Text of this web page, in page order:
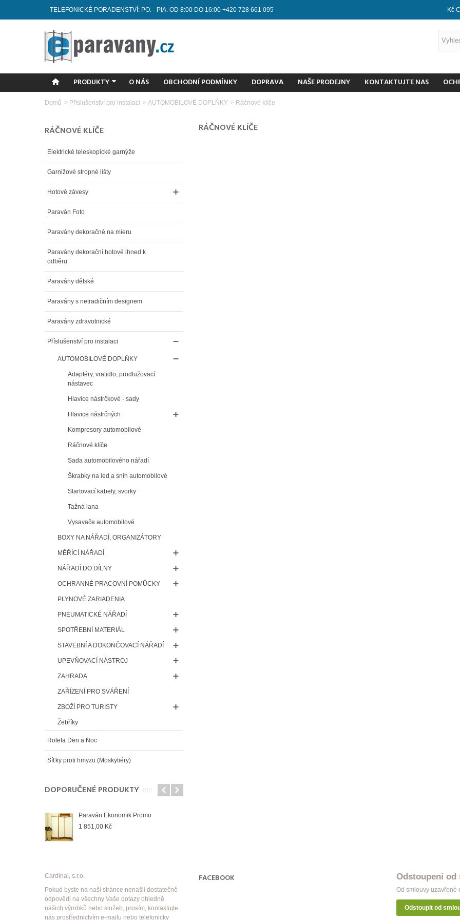
TELEFONICKÉ PORADENSTVÍ: PO. - PIA. OD 8:00 DO 16:00 +420 728 661 095 Kč
PRODUKTY O NÁS OBCHODNÍ PODMÍNKY DOPRAVA NAŠE PRODEJNY KONTAKTUJTE NAS
Domů > Příslušenství pro instalaci > AUTOMOBILOVÉ DOPLŇKY > Ráčnové klíče
RÁČNOVÉ KLÍČE
Elektrické teleskopické garnýže
Garnižové stropné lišty
Hotové závesy
Paraván Foto
Paravány dekoračné na mieru
Paravány dekorační hotové ihned k
odběru
Paravány dětské
Paravány s netradičním designem
Paravány zdravotnické
Příslušenství pro instalaci
AUTOMOBILOVÉ DOPLŇKY
Adaptéry, vratidlo, prodlužovací
nástavec
Hlavice nástrčkové - sady
Hlavice nástrčných
Kompresory automobilové
Ráčnové klíče
Sada automobilového nářadí
Škrabky na led a sníh automobilové
Startovací kabely, svorky
Tažná lana
Vysavače automobilové
BOXY NA NÁŘADÍ, ORGANIZÁTORY
MĚŘÍCÍ NÁŘADÍ
NÁŘADÍ DO DÍLNY
OCHRANNÉ PRACOVNÍ POMŮCKY
PLYNOVÉ ZARIADENIA
PNEUMATICKÉ NÁŘADÍ
SPOTŘEBNÍ MATERIÁL
STAVEBNÍ A DOKONČOVACÍ NÁŘADÍ
UPEVŇOVACÍ NÁSTROJ
ZAHRADA
ZAŘÍZENÍ PRO SVÁŘENÍ
ZBOŽÍ PRO TURISTY
Žebříky
Roleta Den a Noc
Síťky proti hmyzu (Moskytiéry)
DOPORUČENÉ PRODUKTY
Paraván Ekonomik Promo
1 851,00 Kč
RÁČNOVÉ KLÍČE
Cardinal, s.r.o.
Pokud byste na naší stránce nenašli dostatečně
odpovědi na všechny Vaše dotazy ohledně
našich výrobků nebo služeb, prosím, kontaktujte
nás prostřednictvím e-mailu nebo telefonicky
FACEBOOK Odstoupení od
Od smlouvy uzavřené
Odstoupit od